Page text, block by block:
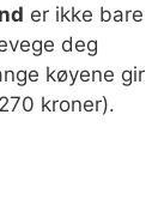
er ikke bare
deg
køyene gir
kroner).